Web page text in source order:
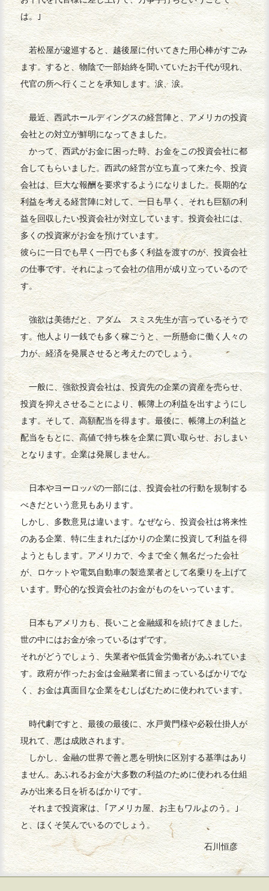
は。｣
若松屋が逡巡すると、越後屋に付いてきた用心棒がすごみ
ます。すると、物陰で一部始終を聞いていたお千代が現れ、
代官の所へ行くことを承知します。涙、涙。
最近、西武ホールディングスの経営陣と、アメリカの投資
会社との対立が鮮明になってきました。
かって、西武がお金に困った時、お金をこの投資会社に都
合してもらいました。西武の経営が立ち直って来た今、投資
会社は、巨大な報酬を要求するようになりました。長期的な
利益を考える経営陣に対して、一日も早く、それも巨額の利
益を回収したい投資会社が対立しています。投資会社には、
多くの投資家がお金を預けています。
彼らに一日でも早く一円でも多く利益を渡すのが、投資会社
の仕事です。それによって会社の信用が成り立っているので
す。
強欲は美徳だと、アダム スミス先生が言っているそうで
す。他人より一銭でも多く稼ごうと、一所懸命に働く人々の
力が、経済を発展させると考えたのでしょう。
一般に、強欲投資会社は、投資先の企業の資産を売らせ、
投資を抑えさせることにより、帳簿上の利益を出すようにし
ます。そして、高額配当を得ます。最後に、帳簿上の利益と
配当をもとに、高値で持ち株を企業に買い取らせ、おしまい
となります。企業は発展しません。
日本やヨーロッパの一部には、投資会社の行動を規制する
べきだという意見もあります。
しかし、多数意見は違います。なぜなら、投資会社は将来性
のある企業、特に生まれたばかりの企業に投資して利益を得
ようともします。アメリカで、今まで全く無名だった会社
が、ロケットや電気自動車の製造業者として名乗りを上げて
います。野心的な投資会社のお金がものをいっています。
日本もアメリカも、長いこと金融緩和を続けてきました。
世の中にはお金が余っているはずです。
それがどうでしょう、失業者や低賃金労働者があふれていま
す。政府が作ったお金は金融業者に留まっているばかりでな
く、お金は真面目な企業をむしばむために使われています。
時代劇ですと、最後の最後に、水戸黄門様や必殺仕掛人が
現れて、悪は成敗されます。
しかし、金融の世界で善と悪を明快に区別する基準はあり
ません。あふれるお金が大多数の利益のために使われる仕組
みが出来る日を祈るばかりです。
それまで投資家は、｢アメリカ屋、お主もワルよのう。｣
と、ほくそ笑んでいるのでしょう。
石川恒彦